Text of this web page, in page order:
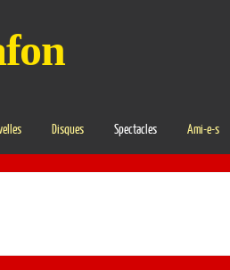
Disques Spectacles Ami-e-s